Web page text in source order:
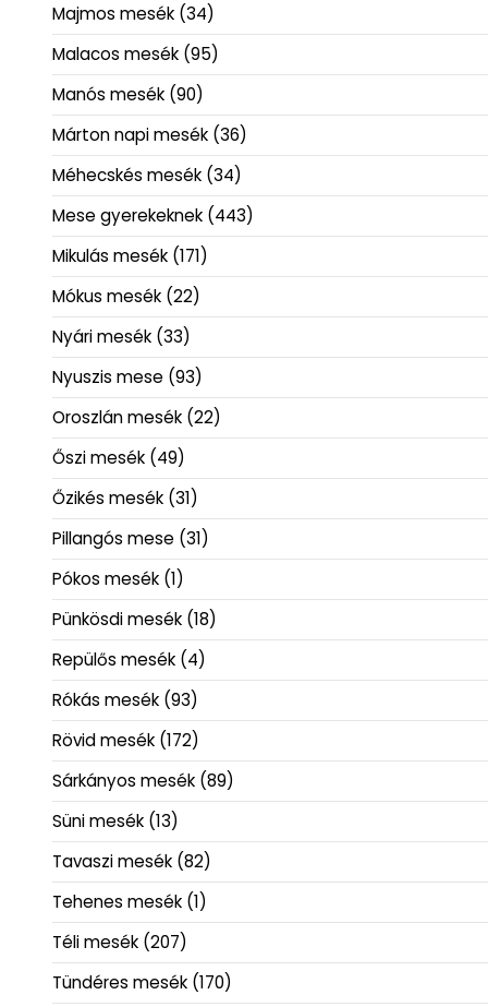
Majmos mesék (34)
Malacos mesék (95)
Manós mesék (90)
Márton napi mesék (36)
Méhecskés mesék (34)
Mese gyerekeknek (443)
Mikulás mesék (171)
Mókus mesék (22)
Nyári mesék (33)
Nyuszis mese (93)
Oroszlán mesék (22)
Őszi mesék (49)
Őzikés mesék (31)
Pillangós mese (31)
Pókos mesék (1)
Pünkösdi mesék (18)
Repülős mesék (4)
Rókás mesék (93)
Rövid mesék (172)
Sárkányos mesék (89)
Süni mesék (13)
Tavaszi mesék (82)
Tehenes mesék (1)
Téli mesék (207)
Tündéres mesék (170)